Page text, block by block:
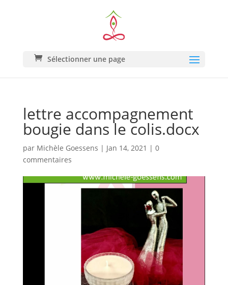
Sélectionner une page
lettre accompagnement
bougie dans le colis.docx
par Michèle Goessens | Jan 14, 2021 | 0
commentaires